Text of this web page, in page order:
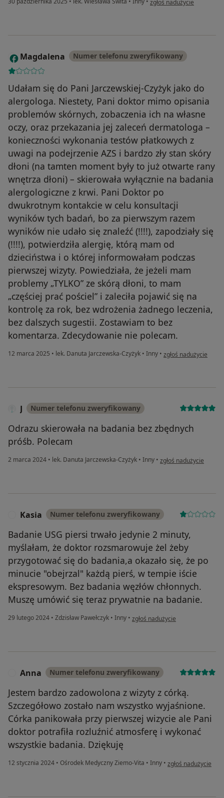
zgłoś nadużycie
M Magdalena Numer telefonu zweryfikowany
Udałam się do Pani Jarczewskiej-Czyżyk jako do
alergologa. Niestety, Pani doktor mimo opisania
problemów skórnych, zobaczenia ich na własne
oczy, oraz przekazania jej zaleceń dermatologa –
konieczności wykonania testów płatkowych z
uwagi na podejrzenie AZS i bardzo zły stan skóry
dłoni (na tamten moment były to już otwarte rany
wnętrza dłoni) – skierowała wyłącznie na badania
alergologiczne z krwi. Pani Doktor po
dwukrotnym kontakcie w celu konsultacji
wyników tych badań, bo za pierwszym razem
wyników nie udało się znaleźć (!!!!), zapodziały się
(!!!!), potwierdziła alergię, którą mam od
dzieciństwa i o której informowałam podczas
pierwszej wizyty. Powiedziała, że jeżeli mam
problemy „TYLKO” ze skórą dłoni, to mam
„częściej prać pościel” i zaleciła pojawić się na
kontrolę za rok, bez wdrożenia żadnego leczenia,
bez dalszych sugestii. Zostawiam to bez
komentarza. Zdecydowanie nie polecam.
12 marca 2025 • lek. Danuta Jarczewska-Czyżyk • Inny • w opinii użytkownika
zgłoś nadużycie
J Numer telefonu zweryfikowany
Odrazu skierowała na badania bez zbędnych
próśb. Polecam
2 marca 2024 • lek. Danuta Jarczewska-Czyżyk • Inny • w opinii użytkownika J
zgłoś nadużycie
Kasia Numer telefonu zweryfikowany
Badanie USG piersi trwało jedynie 2 minuty,
myślałam, że doktor rozsmarowuje żel żeby
przygotować się do badania,a okazało się, że po
minucie "obejrzal" każdą pierś, w tempie iście
ekspresowym. Bez badania węzłów chłonnych.
Muszę umówić się teraz prywatnie na badanie.
29 lutego 2024 • Zdzisław Pawełczyk • Inny • w opinii użytkownika Kasia
zgłoś nadużycie
Anna Numer telefonu zweryfikowany
Jestem bardzo zadowolona z wizyty z córką.
Szczegółowo zostało nam wszystko wyjaśnione.
Córka panikowała przy pierwszej wizycie ale Pani
doktor potrafiła rozluźnić atmosferę i wykonać
wszystkie badania. Dziękuję
12 stycznia 2024 • Ośrodek Medyczny Ziemo-Vita • Inny • w opinii
zgłoś nadużycie